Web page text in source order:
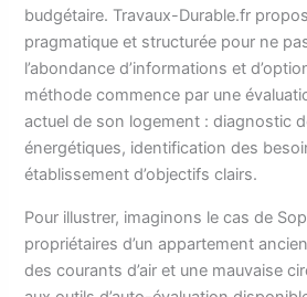
budgétaire. Travaux-Durable.fr
pragmatique et structurée pour ne
l’abondance d’informations et
méthode commence par une
actuel de son logement : diagnostic
énergétiques, identification des
établissement d’objectifs clairs.
Pour illustrer, imaginons le cas de
propriétaires d’un appartement
des courants d’air et une mauvaise